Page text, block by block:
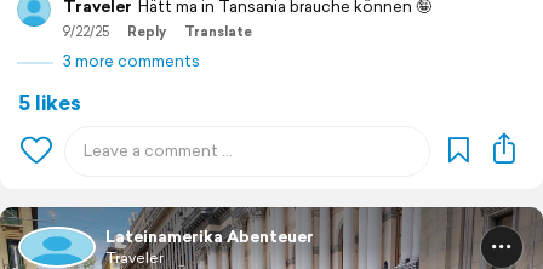
Traveler Hätt ma in Tansania brauche können 🤪
9/22/25 Reply Translate
3 more comments
5 likes
Lateinamerika Abenteuer
Traveler